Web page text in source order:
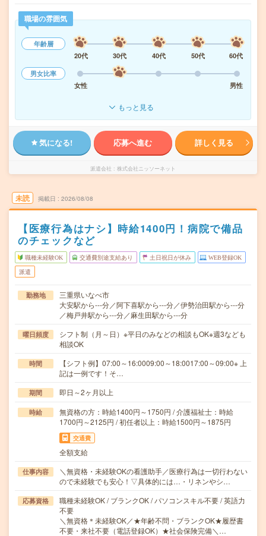
職場の雰囲気
年齢層
20代
30代 40代 50代
60代
男女比率
女性
男性
もっと見る
気になる! 応募へ進む 詳しく見る
派遣会社 株式会社ニッソーネット
未読 掲載日 2026/08/08
【医療行為はナシ】時給1400円！病院で備品
のチェックなど
職種未経験OK 交通費別途支給あり 土日祝日が休み WEB登録OK
派遣
勤務地
三重県いなべ市
大安駅から---分／阿下喜駅から---分／伊勢治田駅から---分
／梅戸井駅から---分／麻生田駅から---分
曜日頻度
シフト制（月～日）※平日のみなどの相談もOK※週3なども
相談OK
時間
【シフト例】07:00～16:0009:00～18:0017:00～09:00※ 上
記は一例です！そ…
期間 即日～2ヶ月以上
時給
無資格の方：時給1400円～1750円 / 介護福祉士：時給
1700円～2125円 / 初任者以上：時給1500円～1875円
交通費
全額支給
仕事内容
＼無資格・未経験OKの看護助手／医療行為は一切行わない
ので未経験でも安心！▽具体的には…・リネンやシ…
応募資格
職種未経験OK / ブランクOK / パソコンスキル不要 / 英語力
不要
＼無資格＊未経験OK／★年齢不問・ブランクOK★履歴書
不要・来社不要（電話登録OK）★社会保険完備＼…